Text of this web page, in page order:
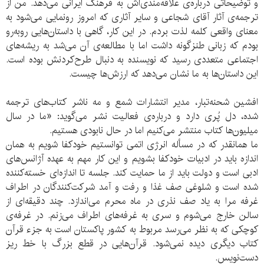
و توضیحاتی درباره‌ی علاقه‌مندی‌اش به فرهنگ ایرانی می‌دهد. من از
ترجمه‌ی آثار آقای شجاعی و سایر آثاری که امروز رونمایی می‌شود به
معنای واقعی کلمه لذت بردم. در این کار، گاهی با داستان‌هایی روبه‌رو
بودم که زبانی طنزگونه داشت اما با مطالعه‌ی آن می‌شد به ریشه‌های
اجتماعی متعددی رسید که نویسنده به دنبال طرح‌کردنش بوده است.
این داستان‌ها به ما نشان می‌دهد که ارزش‌ها چیست.
افشین شحنه‌تبار، مدیر انتشارات شمع و مه ناشر کتاب‌های ترجمه
شده، دل پُری دارد و درباره‌ی فعالیت نشر می‌گوید: «ما در سال
میلیون‌ها کتاب منتشر می‌کنیم اما در حال نابودی هستیم.
ما همانقدر که در مسأله انرژی اتمی توانستیم خودکفا شویم به همان
اندازه باید در ادبیات خودکفا بشویم و این کار مهم به عهده آژانس‌های
ادبی است و دولت باید از ما حمایت کند. جلسه تا اندازه‌ای خسته‌کننده
شده است و شلوغی صف غذا و رفت و آمد شرکت‌کنندگان در اطراف
غرفه مرا به یاد صف نذری در ماه محرم می‌اندازد. چند دقیقه‌ای از
سالن خارج می‌شوم و سری به غرفه‌های اطراف می‌زنم‌. در غرفه‌ی
کوچکی که به نظر می‌رسد مربوط به کشور پاکستان است به جزء قرآن
کتاب دیگری دیده نمی‌شود. قرآن‌هایی در قطع بزرگ با خط ریز
دست‌نویس‌.